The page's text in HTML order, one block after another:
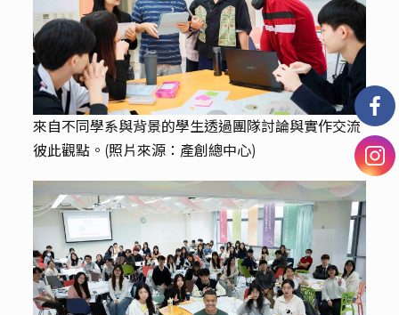
來自不同學系與背景的學生透過團隊討論與實作交流
彼此觀點。(照片來源：產創總中心)